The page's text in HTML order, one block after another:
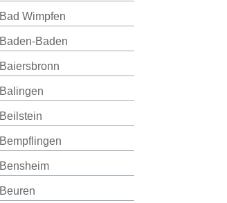
Bad Wimpfen
Baden-Baden
Baiersbronn
Balingen
Beilstein
Bempflingen
Bensheim
Beuren